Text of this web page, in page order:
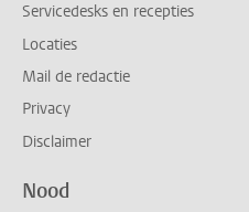
Servicedesks en recepties
Locaties
Mail de redactie
Privacy
Disclaimer
Nood